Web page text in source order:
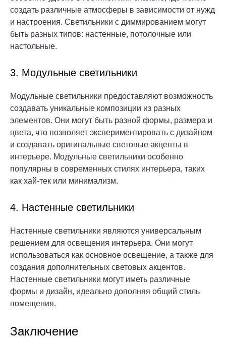
создать различные атмосферы в зависимости от нужд
и настроения. Светильники с диммированием могут
быть разных типов: настенные, потолочные или
настольные.
3. Модульные светильники
Модульные светильники предоставляют возможность
создавать уникальные композиции из разных
элементов. Они могут быть разной формы, размера и
цвета, что позволяет экспериментировать с дизайном
и создавать оригинальные световые акценты в
интерьере. Модульные светильники особенно
популярны в современных стилях интерьера, таких
как хай-тек или минимализм.
4. Настенные светильники
Настенные светильники являются универсальным
решением для освещения интерьера. Они могут
использоваться как основное освещение, а также для
создания дополнительных световых акцентов.
Настенные светильники могут иметь различные
формы и дизайн, идеально дополняя общий стиль
помещения.
Заключение